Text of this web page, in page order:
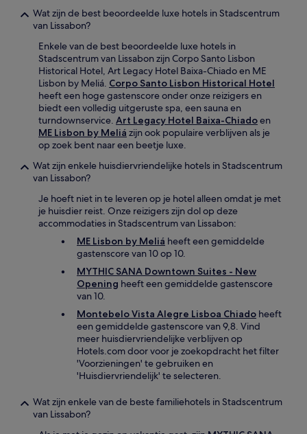
Wat zijn de best beoordeelde luxe hotels in Stadscentrum
van Lissabon?
Enkele van de best beoordeelde luxe hotels in
Stadscentrum van Lissabon zijn Corpo Santo Lisbon
Historical Hotel, Art Legacy Hotel Baixa-Chiado en ME
Lisbon by Meliá. Corpo Santo Lisbon Historical Hotel
heeft een hoge gastenscore onder onze reizigers en
biedt een volledig uitgeruste spa, een sauna en
turndownservice. Art Legacy Hotel Baixa-Chiadoen
ME Lisbon by Meliá zijn ook populaire verblijven als je
op zoek bent naar een beetje luxe.
Wat zijn enkele huisdiervriendelijke hotels in Stadscentrum
van Lissabon?
Je hoeft niet in te leveren op je hotel alleen omdat je met
je huisdier reist. Onze reizigers zijn dol op deze
accommodaties in Stadscentrum van Lissabon:
ME Lisbon by Meliá heeft een gemiddelde
gastenscore van 10 op 10.
MYTHIC SANA Downtown Suites - New
Opening heeft een gemiddelde gastenscore
van 10.
Montebelo Vista Alegre Lisboa Chiado heeft
een gemiddelde gastenscore van 9,8. Vind
meer huisdiervriendelijke verblijven op
Hotels.com door voor je zoekopdracht het filter
'Voorzieningen' te gebruiken en
'Huisdiervriendelijk' te selecteren.
Wat zijn enkele van de beste familiehotels in Stadscentrum
van Lissabon?